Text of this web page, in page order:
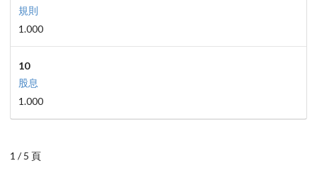
規則
1.000
10
股息
1.000
1 / 5 頁